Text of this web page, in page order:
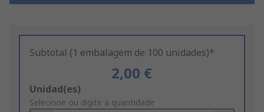
Subtotal (1 embalagem de 100 unidades)*
2,00 €
Add
to
Unidad(es)
Selecione ou digite a quantidade